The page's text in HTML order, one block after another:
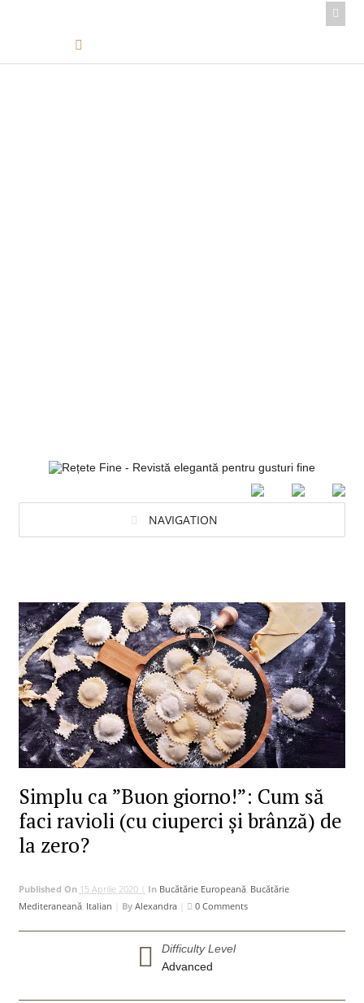
NAVIGATION
Simplu ca ”Buon giorno!”: Cum să
faci ravioli (cu ciuperci și brânză) de
la zero?
Published On 15 Aprilie 2020 | In Bucătărie Europeană, Bucătărie
Mediteraneană, Italian By Alexandra| 0 Comments
Difficulty Level
Advanced